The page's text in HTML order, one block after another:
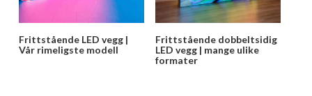
Frittstående LED vegg |
Vår rimeligste modell
Frittstående dobbeltsidig
LED vegg | mange ulike
formater